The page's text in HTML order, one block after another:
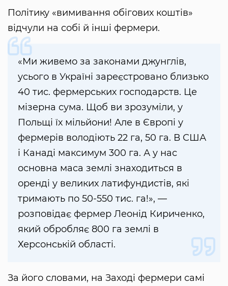
Політику «вимивання обігових коштів»
відчули на собі й інші фермери.
«Ми живемо за законами джунглів,
усього в Україні зареєстровано близько
40 тис. фермерських господарств. Це
мізерна сума. Щоб ви зрозуміли, у
Польщі їх мільйони! Але в Європі у
фермерів володіють 22 га, 50 га. В США
і Канаді максимум 300 га. А у нас
основна маса землі знаходиться в
оренді у великих латифундистів, які
тримають по 50-550 тис. га!», —
розповідає фермер Леонід Кириченко,
який обробляє 800 га землі в
Херсонській області.
За його словами, на Заході фермери самі